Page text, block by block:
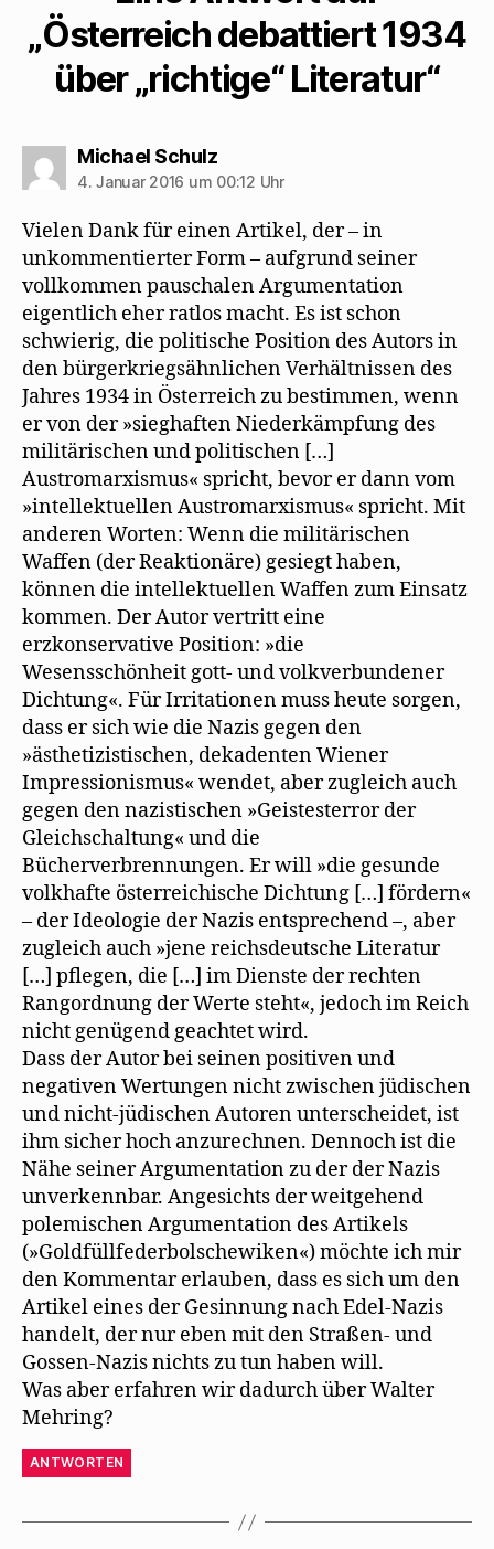
Dichter
hervorgebracht hat:
„Österreich debattiert 1934
über „richtige“ Literatur“
Michael Schulzsagt:
4. Januar 2016 um 00:12 Uhr
Vielen Dank für einen Artikel, der – in
unkommentierter Form – aufgrund seiner
vollkommen pauschalen Argumentation
eigentlich eher ratlos macht. Es ist schon
schwierig, die politische Position des Autors in
den bürgerkriegsähnlichen Verhältnissen des
Jahres 1934 in Österreich zu bestimmen, wenn
er von der »sieghaften Niederkämpfung des
militärischen und politischen […]
Austromarxismus« spricht, bevor er dann vom
»intellektuellen Austromarxismus« spricht. Mit
anderen Worten: Wenn die militärischen
Waffen (der Reaktionäre) gesiegt haben,
können die intellektuellen Waffen zum Einsatz
kommen. Der Autor vertritt eine
erzkonservative Position: »die
Wesensschönheit gott- und volkverbundener
Dichtung«. Für Irritationen muss heute sorgen,
dass er sich wie die Nazis gegen den
»ästhetizistischen, dekadenten Wiener
Impressionismus« wendet, aber zugleich auch
gegen den nazistischen »Geistesterror der
Gleichschaltung« und die
Bücherverbrennungen. Er will »die gesunde
volkhafte österreichische Dichtung […] fördern«
– der Ideologie der Nazis entsprechend –, aber
zugleich auch »jene reichsdeutsche Literatur
[…] pflegen, die […] im Dienste der rechten
Rangordnung der Werte steht«, jedoch im Reich
nicht genügend geachtet wird.
Dass der Autor bei seinen positiven und
negativen Wertungen nicht zwischen jüdischen
und nicht-jüdischen Autoren unterscheidet, ist
ihm sicher hoch anzurechnen. Dennoch ist die
Nähe seiner Argumentation zu der der Nazis
unverkennbar. Angesichts der weitgehend
polemischen Argumentation des Artikels
(»Goldfüllfederbolschewiken«) möchte ich mir
den Kommentar erlauben, dass es sich um den
Artikel eines der Gesinnung nach Edel-Nazis
handelt, der nur eben mit den Straßen- und
Gossen-Nazis nichts zu tun haben will.
Was aber erfahren wir dadurch über Walter
Mehring?
ANTWORTEN